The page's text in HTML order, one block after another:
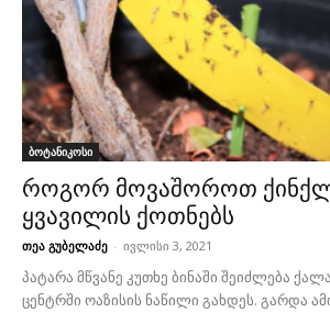
ბოტანიკოსი
როგორ მოვაშოროთ
ყვავილის ქოთნებს
თეა გუბელაძე - ივლისი 3, 2021
პატარა მწვანე კუთხე ბინაში შეიძლება
ცენტრში ოაზისის ნაწილი გახდეს. გარდა